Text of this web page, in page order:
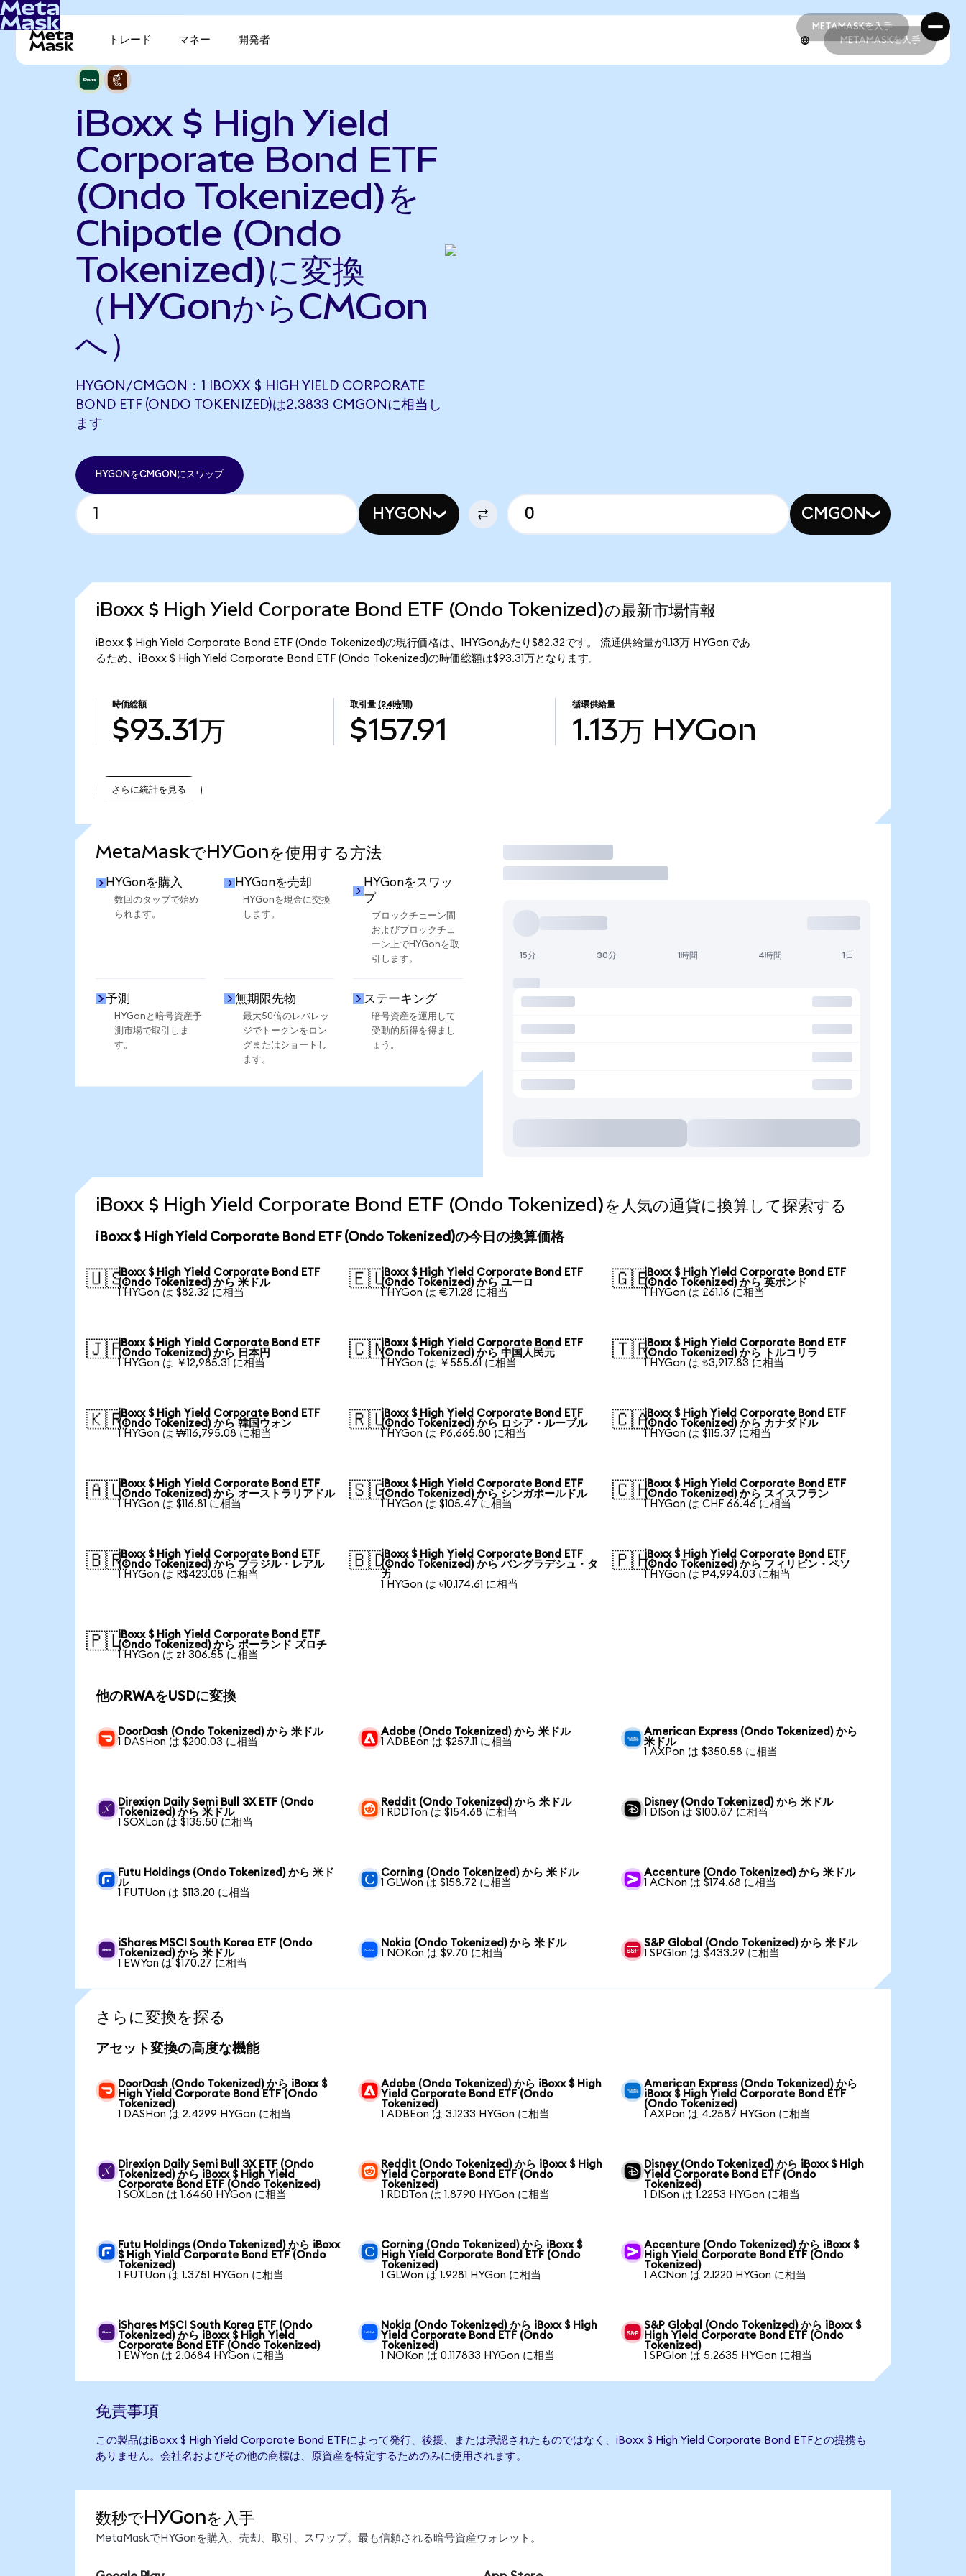
METAMASKを入手
METAMASKを入手
トレード マネー 開発者 METAMASKを入手
iBoxx $ High Yield
Corporate Bond ETF
(Ondo Tokenized)を
Chipotle (Ondo
Tokenized)に変換
（HYGonからCMGon
へ）
HYGON/CMGON：1 IBOXX $ HIGH YIELD CORPORATE
BOND ETF (ONDO TOKENIZED)は2.3833 CMGONに相当し
ます
HYGONをCMGONにスワップ
HYGON CMGON
iBoxx $ High Yield Corporate Bond ETF (Ondo Tokenized)の最新市場情報
iBoxx $ High Yield Corporate Bond ETF (Ondo Tokenized)の現行価格は、1HYGonあたり$82.32です。 流通供給量が1.13万 HYGonであ
るため、iBoxx $ High Yield Corporate Bond ETF (Ondo Tokenized)の時価総額は$93.31万となります。
時価総額
$93.31万
取引量 (24時間)
$157.91
循環供給量
1.13万 HYGon
さらに統計を見る
MetaMaskでHYGonを使用する方法
HYGonを購入
数回のタップで始め
られます。
HYGonを売却
HYGonを現金に交換
します。
HYGonをスワッ
プ
ブロックチェーン間
およびブロックチェ
ーン上でHYGonを取
引します。
予測
HYGonと暗号資産予
測市場で取引しま
す。
無期限先物
最大50倍のレバレッ
ジでトークンをロン
グまたはショートし
ます。
ステーキング
暗号資産を運用して
受動的所得を得まし
ょう。
取引
15分 30分 1時間 4時間 1日
iBoxx $ High Yield Corporate Bond ETF (Ondo Tokenized)を人気の通貨に換算して探索する
iBoxx $ High Yield Corporate Bond ETF (Ondo Tokenized)の今日の換算価格
🇺🇸iBoxx $ High Yield Corporate Bond ETF
(Ondo Tokenized) から 米ドル
1 HYGon は $82.32 に相当
🇪🇺iBoxx $ High Yield Corporate Bond ETF
(Ondo Tokenized) から ユーロ
1 HYGon は €71.28 に相当
🇬🇧iBoxx $ High Yield Corporate Bond ETF
(Ondo Tokenized) から 英ポンド
1 HYGon は £61.16 に相当
🇯🇵iBoxx $ High Yield Corporate Bond ETF
(Ondo Tokenized) から 日本円
1 HYGon は ￥12,985.31 に相当
🇨🇳iBoxx $ High Yield Corporate Bond ETF
(Ondo Tokenized) から 中国人民元
1 HYGon は ￥555.61 に相当
🇹🇷iBoxx $ High Yield Corporate Bond ETF
(Ondo Tokenized) から トルコリラ
1 HYGon は ₺3,917.83 に相当
🇰🇷iBoxx $ High Yield Corporate Bond ETF
(Ondo Tokenized) から 韓国ウォン
1 HYGon は ₩116,795.08 に相当
🇷🇺iBoxx $ High Yield Corporate Bond ETF
(Ondo Tokenized) から ロシア・ルーブル
1 HYGon は ₽6,665.80 に相当
🇨🇦iBoxx $ High Yield Corporate Bond ETF
(Ondo Tokenized) から カナダドル
1 HYGon は $115.37 に相当
🇦🇺iBoxx $ High Yield Corporate Bond ETF
(Ondo Tokenized) から オーストラリアドル
1 HYGon は $116.81 に相当
🇸🇬iBoxx $ High Yield Corporate Bond ETF
(Ondo Tokenized) から シンガポールドル
1 HYGon は $105.47 に相当
🇨🇭iBoxx $ High Yield Corporate Bond ETF
(Ondo Tokenized) から スイスフラン
1 HYGon は CHF 66.46 に相当
🇧🇷iBoxx $ High Yield Corporate Bond ETF
(Ondo Tokenized) から ブラジル・レアル
1 HYGon は R$423.08 に相当
🇧🇩iBoxx $ High Yield Corporate Bond ETF
(Ondo Tokenized) から バングラデシュ・タ
カ
1 HYGon は ৳10,174.61 に相当
🇵🇭iBoxx $ High Yield Corporate Bond ETF
(Ondo Tokenized) から フィリピン・ペソ
1 HYGon は ₱4,994.03 に相当
🇵🇱iBoxx $ High Yield Corporate Bond ETF
(Ondo Tokenized) から ポーランド ズロチ
1 HYGon は zł 306.55 に相当
他のRWAをUSDに変換
DoorDash (Ondo Tokenized) から 米ドル
1 DASHon は $200.03 に相当
Adobe (Ondo Tokenized) から 米ドル
1 ADBEon は $257.11 に相当
American Express (Ondo Tokenized) から
米ドル
1 AXPon は $350.58 に相当
Direxion Daily Semi Bull 3X ETF (Ondo
Tokenized) から 米ドル
1 SOXLon は $135.50 に相当
Reddit (Ondo Tokenized) から 米ドル
1 RDDTon は $154.68 に相当
Disney (Ondo Tokenized) から 米ドル
1 DISon は $100.87 に相当
Futu Holdings (Ondo Tokenized) から 米ド
ル
1 FUTUon は $113.20 に相当
Corning (Ondo Tokenized) から 米ドル
1 GLWon は $158.72 に相当
Accenture (Ondo Tokenized) から 米ドル
1 ACNon は $174.68 に相当
iShares MSCI South Korea ETF (Ondo
Tokenized) から 米ドル
1 EWYon は $170.27 に相当
Nokia (Ondo Tokenized) から 米ドル
1 NOKon は $9.70 に相当
S&P Global (Ondo Tokenized) から 米ドル
1 SPGIon は $433.29 に相当
さらに変換を探る
アセット変換の高度な機能
DoorDash (Ondo Tokenized) から iBoxx $
High Yield Corporate Bond ETF (Ondo
Tokenized)
1 DASHon は 2.4299 HYGon に相当
Adobe (Ondo Tokenized) から iBoxx $ High
Yield Corporate Bond ETF (Ondo
Tokenized)
1 ADBEon は 3.1233 HYGon に相当
American Express (Ondo Tokenized) から
iBoxx $ High Yield Corporate Bond ETF
(Ondo Tokenized)
1 AXPon は 4.2587 HYGon に相当
Direxion Daily Semi Bull 3X ETF (Ondo
Tokenized) から iBoxx $ High Yield
Corporate Bond ETF (Ondo Tokenized)
1 SOXLon は 1.6460 HYGon に相当
Reddit (Ondo Tokenized) から iBoxx $ High
Yield Corporate Bond ETF (Ondo
Tokenized)
1 RDDTon は 1.8790 HYGon に相当
Disney (Ondo Tokenized) から iBoxx $ High
Yield Corporate Bond ETF (Ondo
Tokenized)
1 DISon は 1.2253 HYGon に相当
Futu Holdings (Ondo Tokenized) から iBoxx
$ High Yield Corporate Bond ETF (Ondo
Tokenized)
1 FUTUon は 1.3751 HYGon に相当
Corning (Ondo Tokenized) から iBoxx $
High Yield Corporate Bond ETF (Ondo
Tokenized)
1 GLWon は 1.9281 HYGon に相当
Accenture (Ondo Tokenized) から iBoxx $
High Yield Corporate Bond ETF (Ondo
Tokenized)
1 ACNon は 2.1220 HYGon に相当
iShares MSCI South Korea ETF (Ondo
Tokenized) から iBoxx $ High Yield
Corporate Bond ETF (Ondo Tokenized)
1 EWYon は 2.0684 HYGon に相当
Nokia (Ondo Tokenized) から iBoxx $ High
Yield Corporate Bond ETF (Ondo
Tokenized)
1 NOKon は 0.117833 HYGon に相当
S&P Global (Ondo Tokenized) から iBoxx $
High Yield Corporate Bond ETF (Ondo
Tokenized)
1 SPGIon は 5.2635 HYGon に相当
免責事項
この製品はiBoxx $ High Yield Corporate Bond ETFによって発行、後援、または承認されたものではなく、iBoxx $ High Yield Corporate Bond ETFとの提携も
ありません。会社名およびその他の商標は、原資産を特定するためのみに使用されます。
数秒でHYGonを入手
MetaMaskでHYGonを購入、売却、取引、スワップ。最も信頼される暗号資産ウォレット。